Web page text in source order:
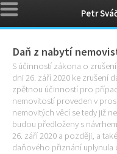
Daň z nabytí
S účinností zákona o
dni 26. září 2020 ke zrušení
zpětnou účinností pro
nemovitostí proveden v
nemovitých věcí se tedy již
budou předloženy s
26. září 2020 a později, a
daňového přiznání uplynula
Petr